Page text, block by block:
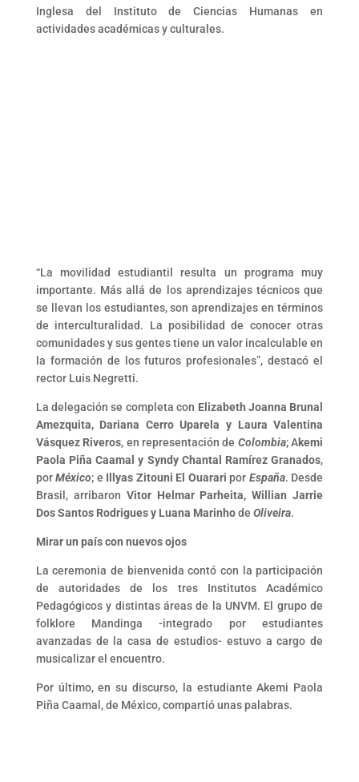
Inglesa del Instituto de Ciencias Humanas en
actividades académicas y culturales.
“La movilidad estudiantil resulta un programa muy
importante. Más allá de los aprendizajes técnicos que
se llevan los estudiantes, son aprendizajes en términos
de interculturalidad. La posibilidad de conocer otras
comunidades y sus gentes tiene un valor incalculable en
la formación de los futuros profesionales”, destacó el
rector Luis Negretti.
La delegación se completa con Elizabeth Joanna Brunal
Amezquita, Dariana Cerro Uparela y Laura Valentina
Vásquez Riveros, en representación de Colombia; Akemi
Paola Piña Caamal y Syndy Chantal Ramírez Granados,
porMéxico; e Illyas Zitouni El Ouarari por España. Desde
Brasil, arribaron Vitor Helmar Parheita, Willian Jarrie
Dos Santos Rodrigues y Luana Marinhode Oliveira.
Mirar un país con nuevos ojos
La ceremonia de bienvenida contó con la participación
de autoridades de los tres Institutos Académico
Pedagógicos y distintas áreas de la UNVM. El grupo de
folklore Mandinga -integrado por estudiantes
avanzadas de la casa de estudios- estuvo a cargo de
musicalizar el encuentro.
Por último, en su discurso, la estudiante Akemi Paola
Piña Caamal, de México, compartió unas palabras.